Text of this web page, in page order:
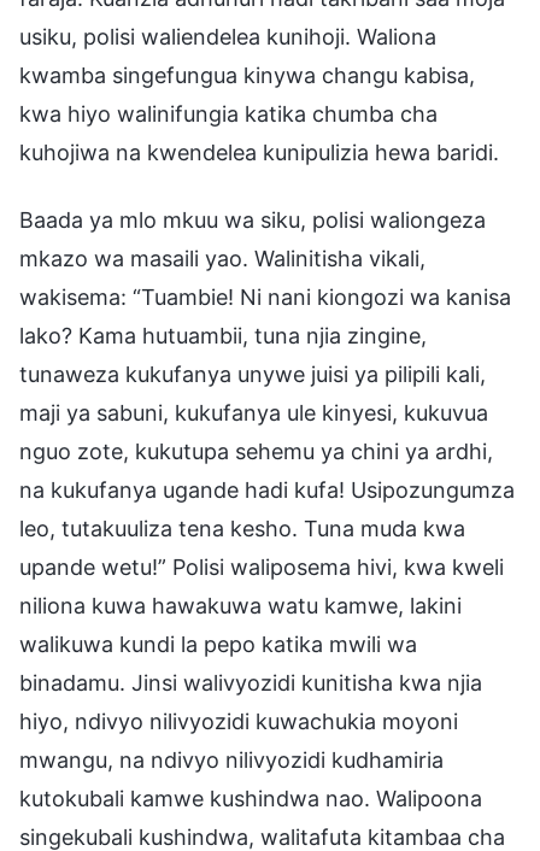
usiku, polisi waliendelea kunihoji. Waliona
kwamba singefungua kinywa changu kabisa,
kwa hiyo walinifungia katika chumba cha
kuhojiwa na kwendelea kunipulizia hewa baridi.
Baada ya mlo mkuu wa siku, polisi waliongeza
mkazo wa masaili yao. Walinitisha vikali,
wakisema: “Tuambie! Ni nani kiongozi wa kanisa
lako? Kama hutuambii, tuna njia zingine,
tunaweza kukufanya unywe juisi ya pilipili kali,
maji ya sabuni, kukufanya ule kinyesi, kukuvua
nguo zote, kukutupa sehemu ya chini ya ardhi,
na kukufanya ugande hadi kufa! Usipozungumza
leo, tutakuuliza tena kesho. Tuna muda kwa
upande wetu!” Polisi waliposema hivi, kwa kweli
niliona kuwa hawakuwa watu kamwe, lakini
walikuwa kundi la pepo katika mwili wa
binadamu. Jinsi walivyozidi kunitisha kwa njia
hiyo, ndivyo nilivyozidi kuwachukia moyoni
mwangu, na ndivyo nilivyozidi kudhamiria
kutokubali kamwe kushindwa nao. Walipoona
singekubali kushindwa, walitafuta kitambaa cha